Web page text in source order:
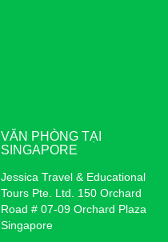
VĂN PHÒNG TẠI
SINGAPORE
Jessica Travel & Educational
Tours Pte. Ltd. 150 Orchard
Road # 07-09 Orchard Plaza
Singapore